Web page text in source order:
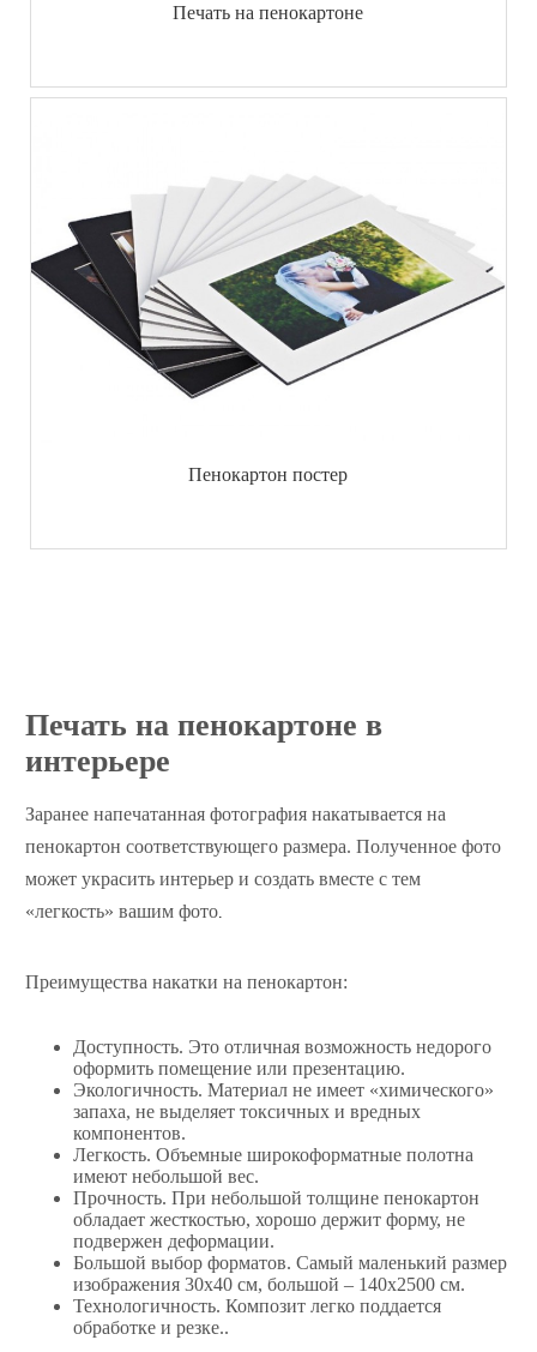
Печать на пенокартоне
Пенокартон постер
Печать на пенокартоне в
интерьере
Заранее напечатанная фотография накатывается на
пенокартон соответствующего размера. Полученное фото
может украсить интерьер и создать вместе с тем
«легкость» вашим фото.
Преимущества накатки на пенокартон:
Доступность. Это отличная возможность недорого
оформить помещение или презентацию.
Экологичность. Материал не имеет «химического»
запаха, не выделяет токсичных и вредных
компонентов.
Легкость. Объемные широкоформатные полотна
имеют небольшой вес.
Прочность. При небольшой толщине пенокартон
обладает жесткостью, хорошо держит форму, не
подвержен деформации.
Большой выбор форматов. Самый маленький размер
изображения 30х40 см, большой – 140х2500 см.
Технологичность. Композит легко поддается
обработке и резке..